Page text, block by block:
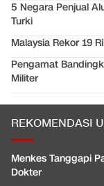
5 Negara Penjual
Turki
Malaysia Rekor 19
Pengamat
Militer
REKOMENDASI
Menkes Tanggapi
Dokter